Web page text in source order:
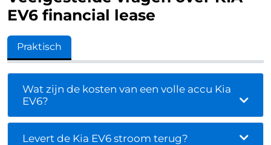
EV6 financial lease
Praktisch
Wat zijn de kosten van een volle accu Kia
EV6?
Levert de Kia EV6 stroom terug?